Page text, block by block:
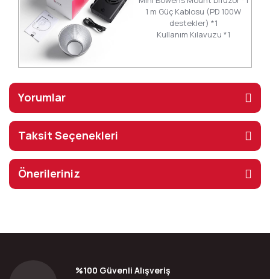
1 m Güç Kablosu (PD 100W
destekler) *1
Kullanım Kılavuzu *1
Yorumlar
Taksit Seçenekleri
Önerileriniz
%100 Güvenli Alışveriş